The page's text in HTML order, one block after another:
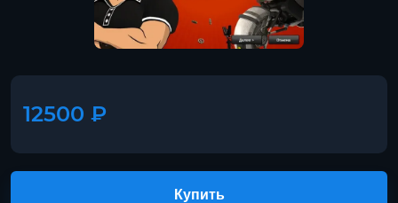
12500 ₽
Купить